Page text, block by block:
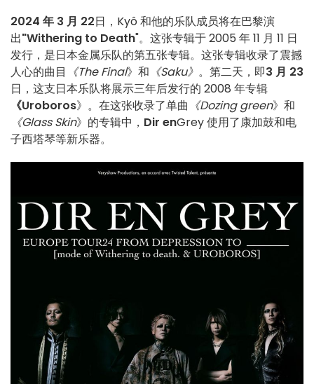
2024 年 3 月 22日，Kyô 和他的乐队成员将在巴黎演
出"Withering to Death"。这张专辑于 2005 年 11 月 11 日
发行，是日本金属乐队的第五张专辑。这张专辑收录了震撼
人心的曲目 《The Final》和 《Saku》 。第二天，即3 月 23
日，这支日本乐队将展示三年后发行的 2008 年专辑
《Uroboros》。在这张收录了单曲 《Dozing green》和
《Glass Skin》的专辑中， Dir enGrey 使用了康加鼓和电
子西塔琴等新乐器。